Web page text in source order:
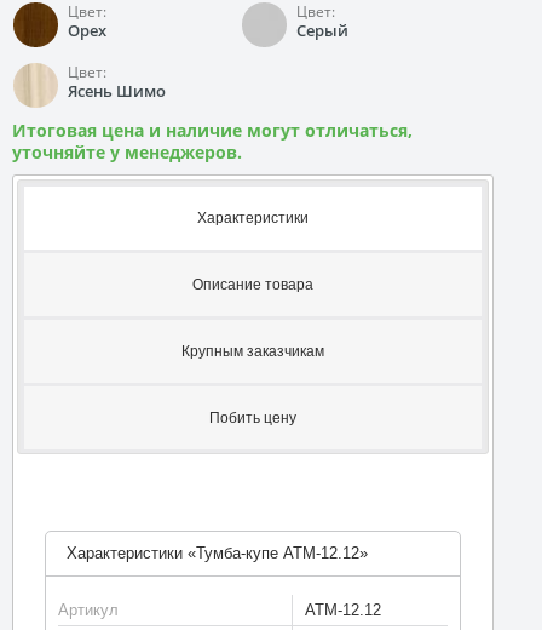
Цвет:
Орех
Цвет:
Серый
Цвет:
Ясень Шимо
Итоговая цена и наличие могут отличаться,
уточняйте у менеджеров.
Характеристики
Описание товара
Крупным заказчикам
Побить цену
Характеристики «Тумба-купе АТМ-12.12»
Артикул
АТМ-12.12